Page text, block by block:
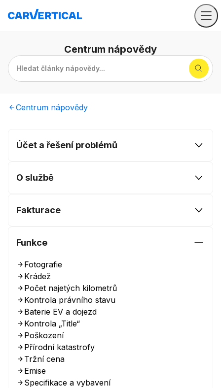
Centrum nápovědy
Hledat články nápovědy...
Centrum nápovědy
Účet a řešení problémů
O službě
Fakturace
Funkce
Fotografie
Krádež
Počet najetých kilometrů
Kontrola právního stavu
Baterie EV a dojezd
Kontrola „Title“
Poškození
Přírodní katastrofy
Tržní cena
Emise
Specifikace a vybavení